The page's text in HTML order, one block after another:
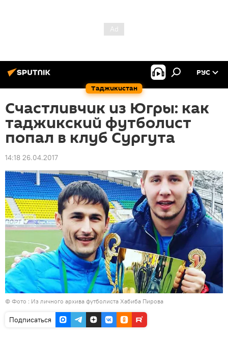
Таджикистан
РУС
Счастливчик из Югры: как
таджикский футболист
попал в клуб Сургута
14:18 26.04.2017
© Фото : Из личного архива футболиста Хабиба Пирова
Подписаться